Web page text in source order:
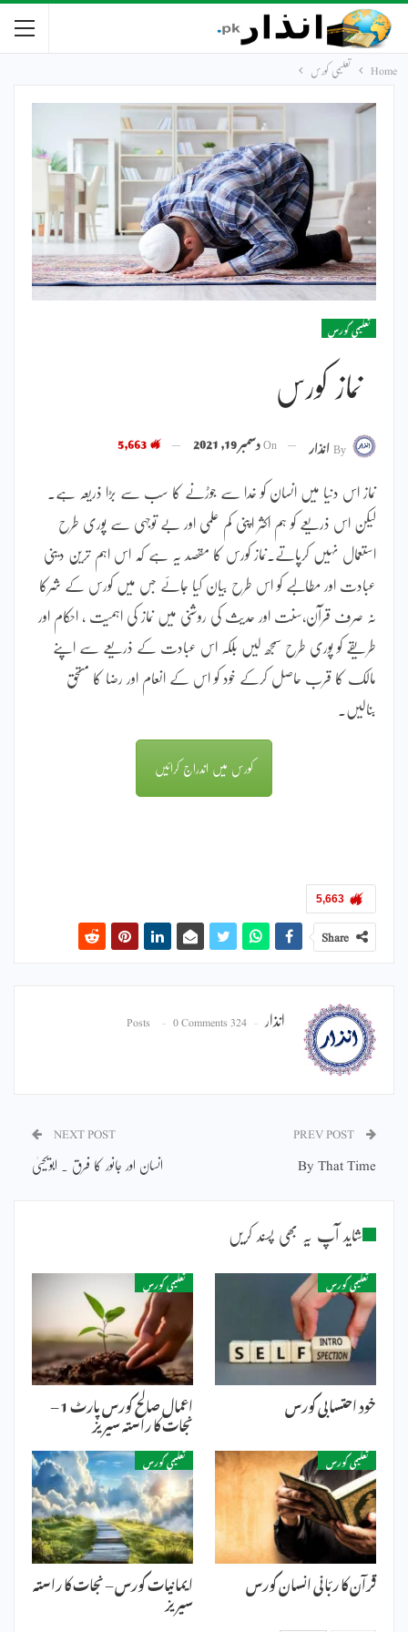
Home تعلیمی کورس
تعلیمی کورس
نماز کورس
Byانذار Onدسمبر 19, 2021
نماز اس دنیا میں انسان کو خدا سے جوڑنے کا سب سے بڑا ذریعہ ہے۔
لیکن اس ذریعے کو ہم اکثر اپنی کم علمی اور بے توجہی سے پوری طرح
استعمال نہیں کرپاتے۔نماز کورس کا مقصد یہ ہے کہ اس اہم ترین دینی
عبادت اور مطالبے کو اس طرح بیان کیا جائے جس میں کورس کے شرکا
نہ صرف قرآن،سنت اور حدیث کی روشنی میں نماز کی اہمیت ، احکام اور
طریقے کو پوری طرح سمجھ لیں بلکہ اس عبادت کے ذریعے سے اپنے
مالک کا قرب حاصل کرکے خود کو اس کے انعام اور رضا کا مستحق
بنالیں۔
کورس میں اندراج کرائیں
5,663
Share
انذار 324 Posts
0 Comments
By That Time
NEXT POST
انسان اور جانور کا فرق ۔ ابویحییٰ
شاید آپ یہ بھی پسند کریں
تعلیمی کورس
خود احتسابی کورس
تعلیمی کورس
اعمال صالح کورس پارٹ 1 –
نجات کا راستہ سیریز
تعلیمی کورس
قرآن کا ربّانی انسان کورس
تعلیمی کورس
ایمانیات کورس – نجات کا راستہ
سیریز